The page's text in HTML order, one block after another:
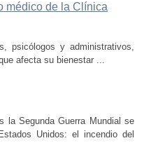
médico de la Clínica
psicólogos y administrativos,
afecta su bienestar ...
la Segunda Guerra Mundial se
Unidos: el incendio del